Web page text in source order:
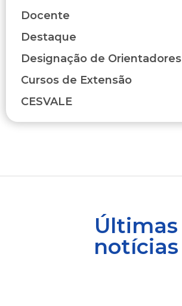
Docente
Destaque
Designação de Orientadores
Cursos de Extensão
CESVALE
Últimas
notícias